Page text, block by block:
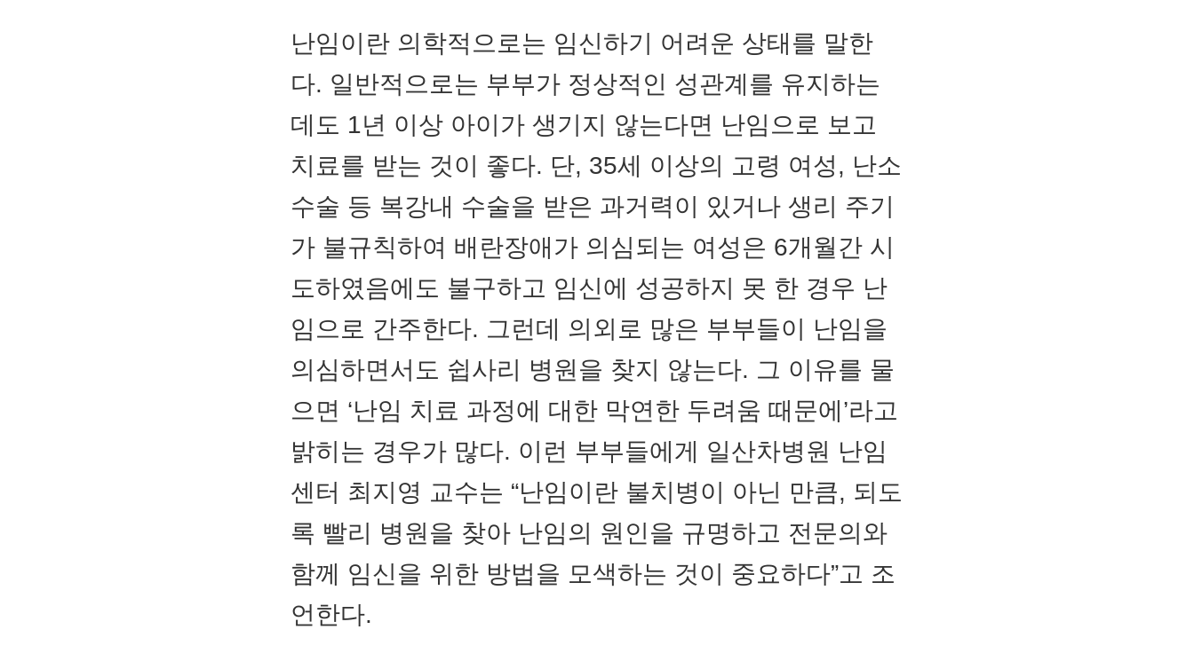
난임이란 의학적으로는 임신하기 어려운 상태를 말한
다. 일반적으로는 부부가 정상적인 성관계를 유지하는
데도 1년 이상 아이가 생기지 않는다면 난임으로 보고
치료를 받는 것이 좋다. 단, 35세 이상의 고령 여성, 난소
수술 등 복강내 수술을 받은 과거력이 있거나 생리 주기
가 불규칙하여 배란장애가 의심되는 여성은 6개월간 시
도하였음에도 불구하고 임신에 성공하지 못 한 경우 난
임으로 간주한다. 그런데 의외로 많은 부부들이 난임을
의심하면서도 쉽사리 병원을 찾지 않는다. 그 이유를 물
으면 ‘난임 치료 과정에 대한 막연한 두려움 때문에’라고
밝히는 경우가 많다. 이런 부부들에게 일산차병원 난임
센터 최지영 교수는 “난임이란 불치병이 아닌 만큼, 되도
록 빨리 병원을 찾아 난임의 원인을 규명하고 전문의와
함께 임신을 위한 방법을 모색하는 것이 중요하다”고 조
언한다.